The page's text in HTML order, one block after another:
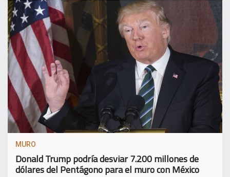
MURO
Donald Trump podría desviar 7.200 millones de
dólares del Pentágono para el muro con México